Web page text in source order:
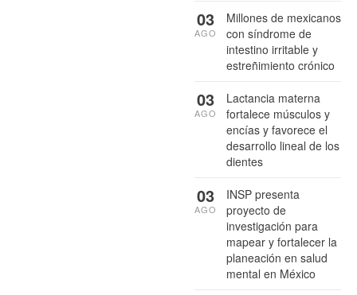
Millones de mexicanos
con síndrome de
intestino irritable y
estreñimiento crónico
03
AGO
Lactancia materna
fortalece músculos y
encías y favorece el
desarrollo lineal de los
dientes
03
AGO
INSP presenta
proyecto de
investigación para
mapear y fortalecer la
planeación en salud
mental en México
03
AGO